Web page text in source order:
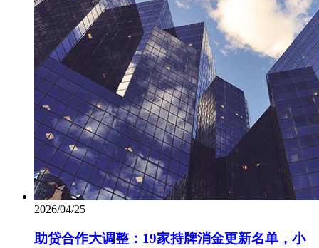
2026/04/25
助贷合作大调整：19家持牌消金更新名单，小